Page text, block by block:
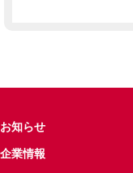
お知らせ
企業情報